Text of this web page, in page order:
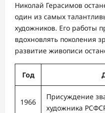
Николай Герасимов
один из самых
художников. Его работы
вдохновлять поколения
развитие живописи
Год
1966
Присуждение
художника